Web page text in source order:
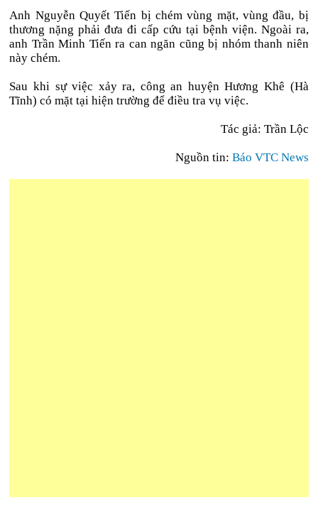
Anh Nguyễn Quyết Tiến bị chém vùng mặt, vùng đầu, bị
thương nặng phải đưa đi cấp cứu tại bệnh viện. Ngoài ra,
anh Trần Minh Tiến ra can ngăn cũng bị nhóm thanh niên
này chém.
Sau khi sự việc xảy ra, công an huyện Hương Khê (Hà
Tĩnh) có mặt tại hiện trường để điều tra vụ việc.
Tác giả: Trần Lộc
Nguồn tin: Báo VTC News